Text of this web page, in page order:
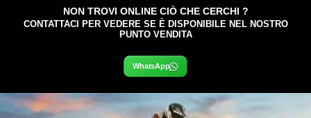
NON TROVI ONLINE CIÒ CHE CERCHI ?
CONTATTACI PER VEDERE SE È DISPONIBILE NEL NOSTRO
PUNTO VENDITA
WhatsApp